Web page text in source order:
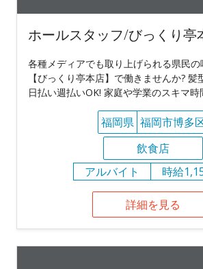
ホールスタッフ/びっくり亭
各種メディアでも取り上げられる県民
【びっくり亭本店】で働きませんか? 髪
日払い週払いOK! 家庭や学業のスキマ
福岡県 福岡市博多
飲食店
アルバイト
時給
詳細を見る